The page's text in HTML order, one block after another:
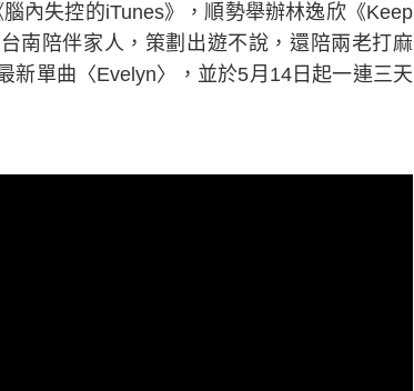
內失控的iTunes》，順勢舉辦林逸欣《Keep
南陪伴家人，策劃出遊不說，還陪兩老打麻
新單曲〈Evelyn〉，並於5月14日起一連三天